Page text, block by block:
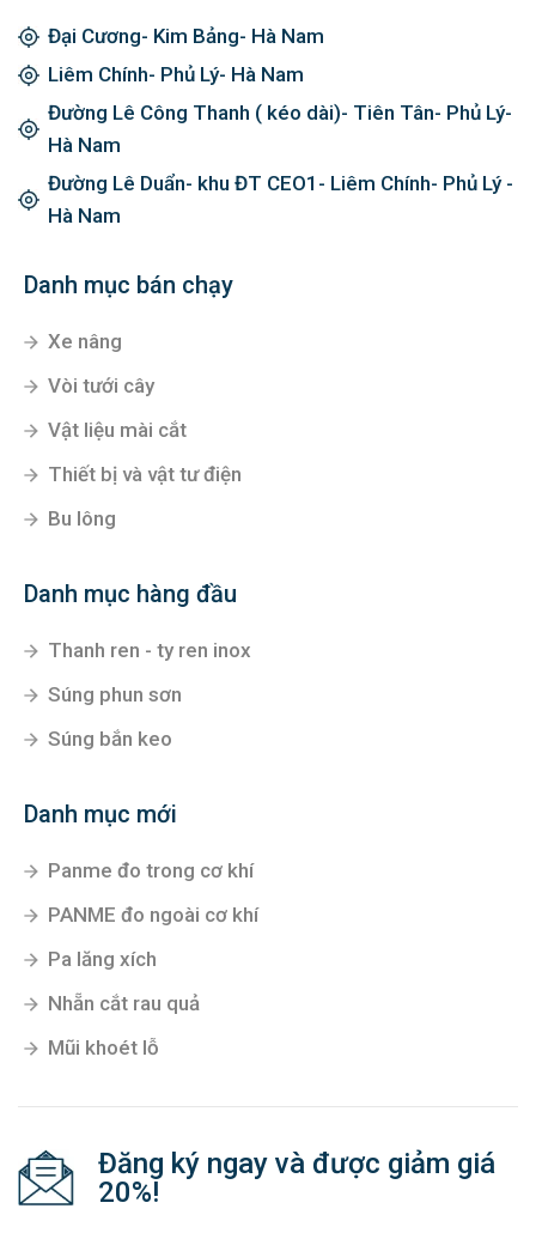
Đại Cương- Kim Bảng- Hà Nam
Liêm Chính- Phủ Lý- Hà Nam
Đường Lê Công Thanh ( kéo dài)- Tiên Tân- Phủ Lý-
Hà Nam
Đường Lê Duẩn- khu ĐT CEO1- Liêm Chính- Phủ Lý -
Hà Nam
Danh mục bán chạy
Xe nâng
Vòi tưới cây
Vật liệu mài cắt
Thiết bị và vật tư điện
Bu lông
Danh mục hàng đầu
Thanh ren - ty ren inox
Súng phun sơn
Súng bắn keo
Danh mục mới
Panme đo trong cơ khí
PANME đo ngoài cơ khí
Pa lăng xích
Nhẵn cắt rau quả
Mũi khoét lỗ
Đăng ký ngay và được giảm giá
20%!